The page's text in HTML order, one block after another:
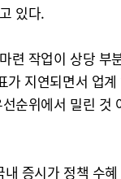
있다.
련 작업이 상당 부
가 지연되면서 업
순위에서 밀린 것
증시가 정책 수